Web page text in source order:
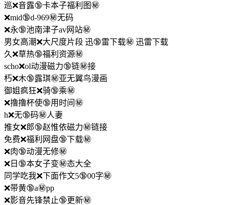
巡❌音露🔞卡本子福利图㊙️
❌mid🔞d-969㊙️无码
❌永🔞池南津子av网站㊙️
男女高潮❌大尺度片段 迅🔞雷下载㊙️ 迅雷下载
久❌草热🔞福利资源㊙️
scho❌ol动漫磁力🔞链㊙️接
朽❌木🔞露琪㊙️亚无翼鸟漫画
御姐疯狂❌骑🔞乘㊙️
❌撸撸杯使🔞用时间㊙️
h❌无🔞码㊙️人妻
推女❌郎🔞赵惟依磁力㊙️链接
免费❌福利网盘🔞下载㊙️
❌肉🔞动漫无修㊙️
❌日🔞本女子变㊙️态大全
同学吃我❌下面作文5🔞00字㊙️
❌带黄🔞a㊙️pp
❌影音先锋禁止🔞更新㊙️